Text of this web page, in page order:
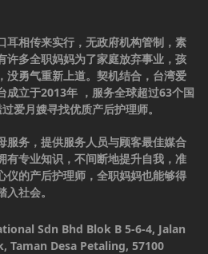
耳相传来实行，无政府机构管制，素
许多全职妈妈为了家庭放弃事业，孩
没勇气重新上道。契机结合，台湾爱
成立于2013年 ，服务全球超过63个国
爱月嫂寻找优质产后护理师。
服务，提供服务人员与顾客最佳媒合
有专业知识，不间断地提升自我，准
仪的产后护理师，全职妈妈也能够得
社会。
Sdn Bhd Blok B 5-6-4, Jalan
Taman Desa Petaling, 57100